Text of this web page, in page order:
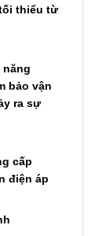
ối thiểu từ
năng
bảo vận
y ra sự
cấp
nđiện áp